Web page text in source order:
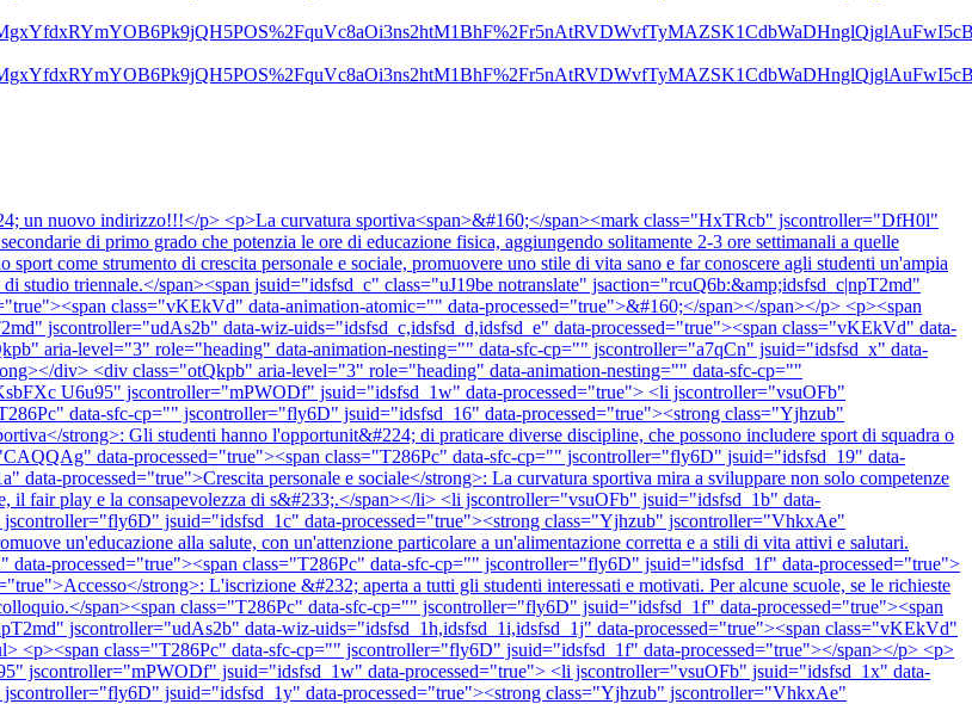
un nuovo indirizzo!!!</p> <p>La curvatura sportiva<span>&#160;</span><mark class="HxTRcb" jscontroller="DfH0l"
di primo grado che potenzia le ore di educazione fisica, aggiungendo solitamente 2-3 ore settimanali a quelle
come strumento di crescita personale e sociale, promuovere uno stile di vita sano e far conoscere agli studenti un'ampia
studio triennale.</span><span jsuid="idsfsd_c" class="uJ19be notranslate" jsaction="rcuQ6b:&amp;idsfsd_c|npT2md"
class="vKEkVd" data-animation-atomic="" data-processed="true">&#160;</span></span></p> <p><span
jscontroller="udAs2b" data-wiz-uids="idsfsd_c,idsfsd_d,idsfsd_e" data-processed="true"><span class="vKEkVd" data-
aria-level="3" role="heading" data-animation-nesting="" data-sfc-cp="" jscontroller="a7qCn" jsuid="idsfsd_x" data-
div> <div class="otQkpb" aria-level="3" role="heading" data-animation-nesting="" data-sfc-cp=""
U6u95" jscontroller="mPWODf" jsuid="idsfsd_1w" data-processed="true"> <li jscontroller="vsuOFb"
data-sfc-cp="" jscontroller="fly6D" jsuid="idsfsd_16" data-processed="true"><strong class="Yjhzub"
strong>: Gli studenti hanno l'opportunit&#224; di praticare diverse discipline, che possono includere sport di squadra o
data-processed="true"><span class="T286Pc" data-sfc-cp="" jscontroller="fly6D" jsuid="idsfsd_19" data-
processed="true">Crescita personale e sociale</strong>: La curvatura sportiva mira a sviluppare non solo competenze
il fair play e la consapevolezza di s&#233;.</span></li> <li jscontroller="vsuOFb" jsuid="idsfsd_1b" data-
jsuid="idsfsd_1c" data-processed="true"><strong class="Yjhzub" jscontroller="VhkxAe"
un'educazione alla salute, con un'attenzione particolare a un'alimentazione corretta e a stili di vita attivi e salutari.
processed="true"><span class="T286Pc" data-sfc-cp="" jscontroller="fly6D" jsuid="idsfsd_1f" data-processed="true">
strong>: L'iscrizione &#232; aperta a tutti gli studenti interessati e motivati. Per alcune scuole, se le richieste
span><span class="T286Pc" data-sfc-cp="" jscontroller="fly6D" jsuid="idsfsd_1f" data-processed="true"><span
jscontroller="udAs2b" data-wiz-uids="idsfsd_1h,idsfsd_1i,idsfsd_1j" data-processed="true"><span class="vKEkVd"
<p><span class="T286Pc" data-sfc-cp="" jscontroller="fly6D" jsuid="idsfsd_1f" data-processed="true"></span></p> <p>
jscontroller="mPWODf" jsuid="idsfsd_1w" data-processed="true"> <li jscontroller="vsuOFb" jsuid="idsfsd_1x" data-
jsuid="idsfsd_1y" data-processed="true"><strong class="Yjhzub" jscontroller="VhkxAe"